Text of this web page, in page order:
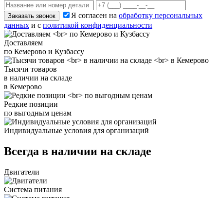
Заказать звонок Я согласен на обработку персональных
данных и с политикой конфиденциальности
Доставляем
по Кемерово и Кузбассу
Тысячи товаров
в наличии на складе
в Кемерово
Редкие позиции
по выгодным ценам
Индивидуальные условия для организаций
Всегда в наличии на складе
Двигатели
Система питания